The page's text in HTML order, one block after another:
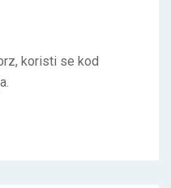
koristi se kod